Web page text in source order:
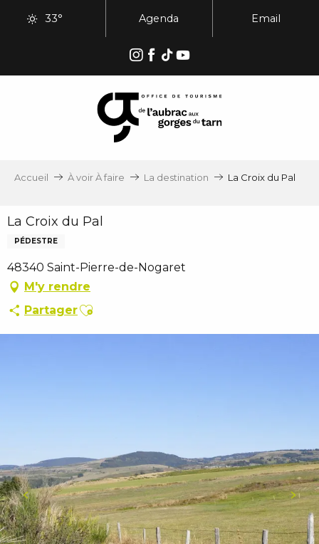
33° Agenda Email
Accueil À voir À faire La destination La Croix du Pal
La Croix du Pal
PÉDESTRE
48340 Saint-Pierre-de-Nogaret
M'y rendre
PartagerAjouter aux favoris